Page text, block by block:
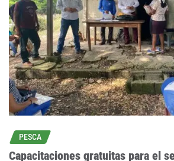
PESCA
Capacitaciones gratuitas para el